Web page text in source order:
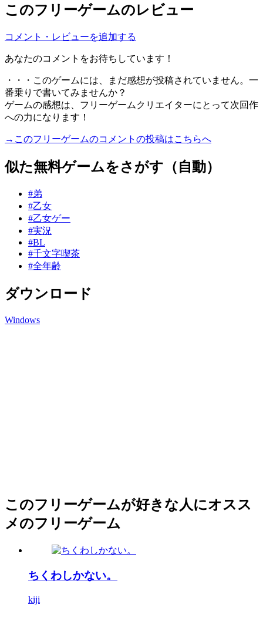
このフリーゲームのレビュー
コメント・レビューを追加する
あなたのコメントをお待ちしています！
・・・このゲームには、まだ感想が投稿されていません。一
番乗りで書いてみませんか？
ゲームの感想は、フリーゲームクリエイターにとって次回作
への力になります！
→このフリーゲームのコメントの投稿はこちらへ
似た無料ゲームをさがす（自動）
#弟
#乙女
#乙女ゲー
#実況
#BL
#千文字喫茶
#全年齢
ダウンロード
Windows
このフリーゲームが好きな人にオスス
メのフリーゲーム
ちくわしかない。
kiji